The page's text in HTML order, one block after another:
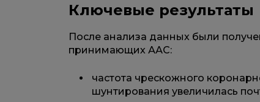
Ключевые результаты
После анализа данных были
принимающих ААС:
частота чрескожного
шунтирования увеличилась